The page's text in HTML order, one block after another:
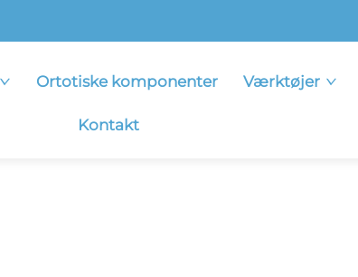
Ortotiske komponenter Værktøjer
Kontakt